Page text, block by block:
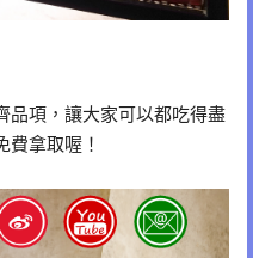
品項，讓大家可以都吃得盡
費拿取喔！